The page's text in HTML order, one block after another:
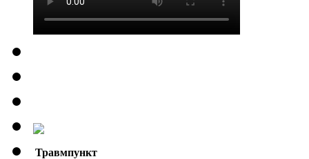
Травмпункт